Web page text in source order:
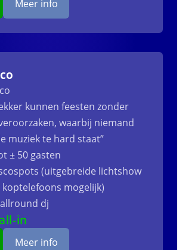
Meer info
kunnen feesten zonder
waarbij niemand
muziek te hard staat”
± 50 gasten
(uitgebreide lichtshow
mogelijk)
dj
in
Meer info